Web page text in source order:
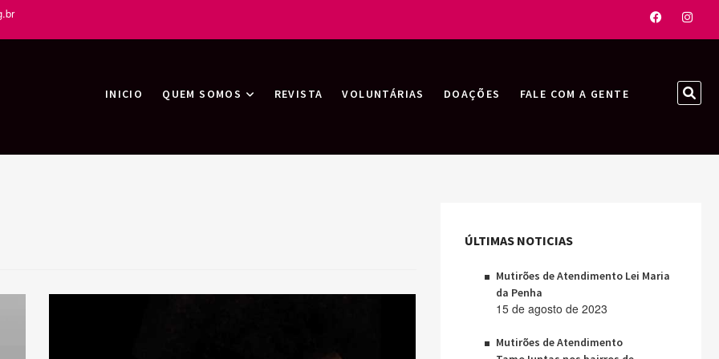
Facebook
INICIO QUEM SOMOS REVISTA VOLUNTÁRIAS DOAÇÕES FALE COM A GENTE
…
ÚLTIMAS NOTICIAS
Mutirões de Atendimento Lei Maria
da Penha
15 de agosto de 2023
Mutirões de Atendimento